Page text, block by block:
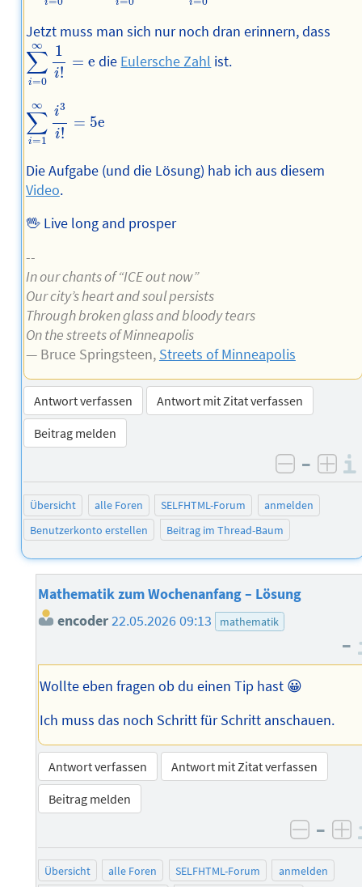
Jetzt muss man sich nur noch dran erinnern, dass
∞
∑
i=0
1
i!
= e
∑i=0∞1i!=e
die Eulersche Zahl ist.
∞
∑
i=1
i3
i!
= 5e
∑i= ∞i
Die Aufgabe (und die Lösung) hab ich aus diesem
Video.
🖖 Live long and prosper
--
In our chants of “ICE out now”
Our city’s heart and soul persists
Through broken glass and bloody tears
On the streets of Minneapolis
— Bruce Springsteen, Streets of Minneapolis
Antwort verfassen
Antwort mit Zitat verfassen
Beitrag melden
negativ
–
Übersicht alle Foren SELFHTML-Forum
anmelden
Benutzerkonto erstellen
Beitrag im Thread-Baum
Mathematik zum Wochenanfang – Lösung
encoder22.05.2026 09:13 mathematik
–
Wollte eben fragen ob du einen Tip hast 😀
Ich muss das noch Schritt für Schritt anschauen.
Antwort verfassen
Antwort mit Zitat verfassen
Beitrag melden
–
Übersicht alle Foren SELFHTML-Forum
anmelden